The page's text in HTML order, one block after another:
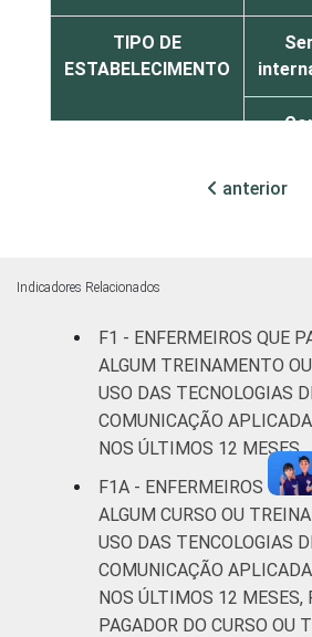
TIPO DE
ESTABELECIMENTO
50
FAIXA ETÁRIA
Até
De
De
anterior
Indicadores Relacionados
F1 - ENFERMEIROS QUE
ALGUM TREINAMENTO
USO DAS TECNOLOGIAS
COMUNICAÇÃO
NOS ÚLTIMOS 12 MESES
F1A - ENFERMEIROS QUE
ALGUM CURSO OU
USO DAS TENCOLOGIAS
COMUNICAÇÃO
NOS ÚLTIMOS 12 MESES,
PAGADOR DO CURSO OU